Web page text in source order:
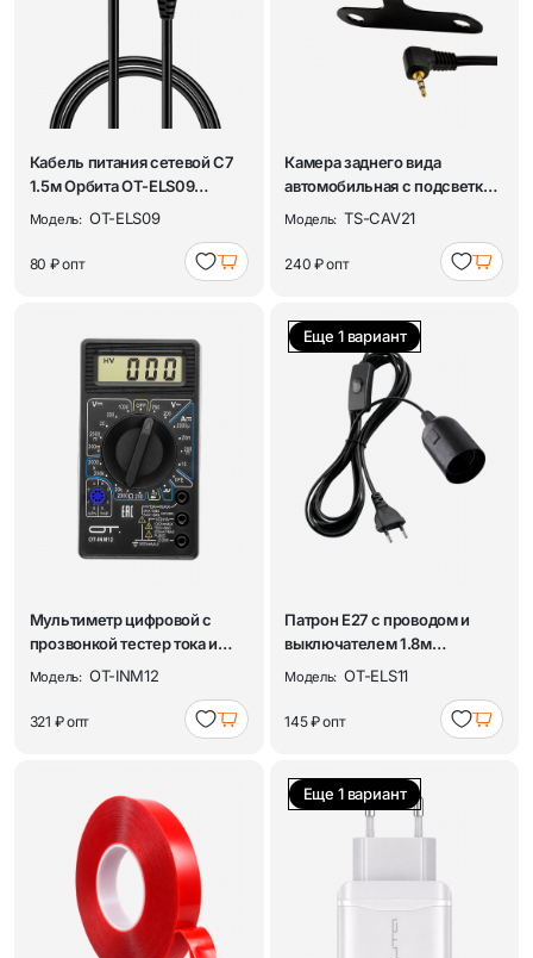
Кабель питания сетевой C7
1.5м Орбита OT-ELS09
Черный
Модель: OT-ELS09
80 ₽опт
Камера заднего вида
автомобильная с подсветкой
для видеореги...
Модель: TS-CAV21
240 ₽опт
Мультиметр цифровой с
прозвонкой тестер тока и
напряжения Ор...
Модель: OT-INM12
321 ₽опт
Еще 1 вариант
Патрон E27 с проводом и
выключателем 1.8м
Орбита.team OT-ELS...
Модель: OT-ELS11
145 ₽опт
Еще 1 вариант